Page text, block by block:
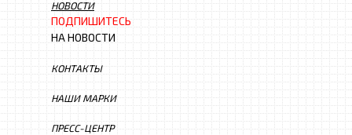
НОВОСТИ
ПОДПИШИТЕСЬ
НА НОВОСТИ
КОНТАКТЫ
НАШИ МАРКИ
ПРЕСС-ЦЕНТР